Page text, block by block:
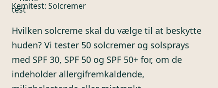
Kemitest: Solcremer
Hvilken solcreme skal du vælge til at beskytte
huden? Vi tester 50 solcremer og solsprays
med SPF 30, SPF 50 og SPF 50+ for, om de
indeholder allergifremkaldende,